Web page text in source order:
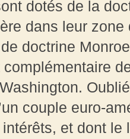
dotés de la
dans leur zone
doctrine
couple euro-
et dont